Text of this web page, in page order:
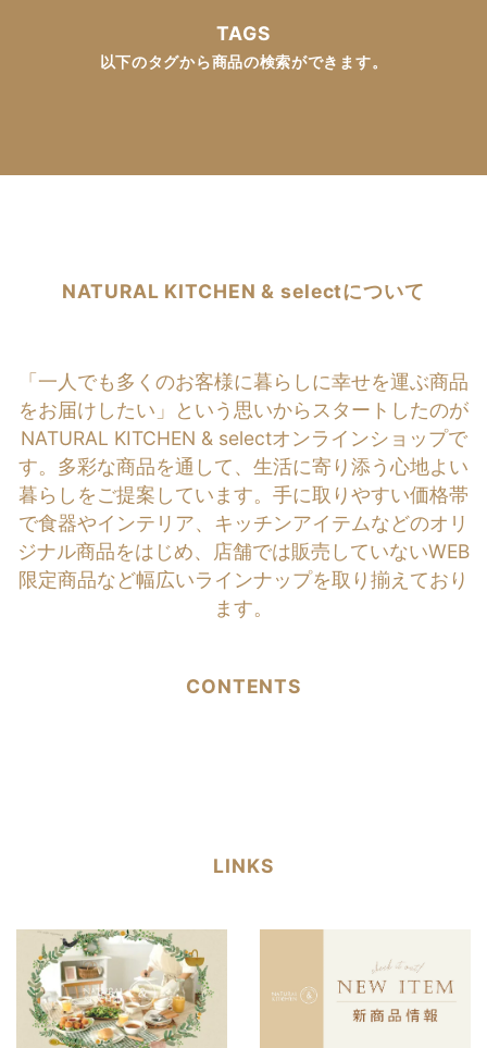
TAGS
以下のタグから商品の検索ができます。
NATURAL KITCHEN & selectについて
「一人でも多くのお客様に暮らしに幸せを運ぶ商品
をお届けしたい」という思いからスタートしたのが
NATURAL KITCHEN & selectオンラインショップで
す。多彩な商品を通して、生活に寄り添う心地よい
暮らしをご提案しています。手に取りやすい価格帯
で食器やインテリア、キッチンアイテムなどのオリ
ジナル商品をはじめ、店舗では販売していないWEB
限定商品など幅広いラインナップを取り揃えており
ます。
CONTENTS
LINKS